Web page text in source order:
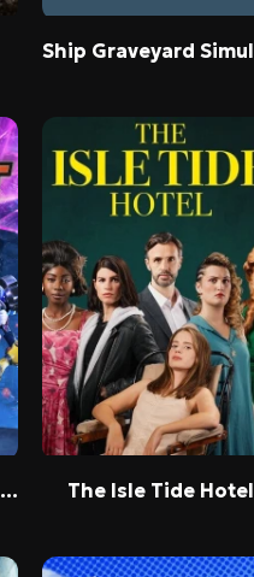
Ship Graveyard Simulator 2
The Isle Tide Hotel